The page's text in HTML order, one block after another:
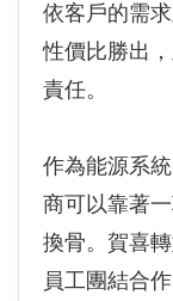
依客戶的需
性價比勝出
責任。
作為能源系
商可以靠著
換骨。賀喜
員工團結合